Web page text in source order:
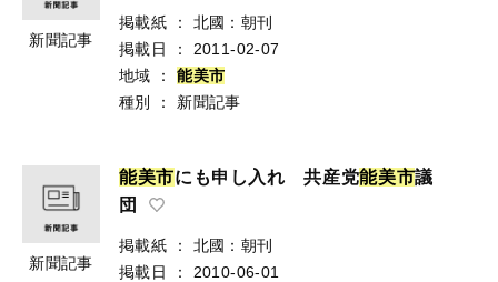
新聞記事
掲載紙 ：
北國：朝刊
掲載日
：
2011-02-07
地域
： 能美市
種別
： 新聞記事
新聞記事
能美市にも申し入れ 共産党能美市議
団
掲載紙 ：
北國：朝刊
掲載日
：
2010-06-01